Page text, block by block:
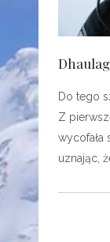
Do tego
Z
wycofała
uznając,